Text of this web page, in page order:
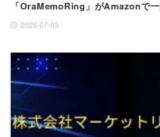
「OraMemoRing」がAmazonで一
2026-07-03